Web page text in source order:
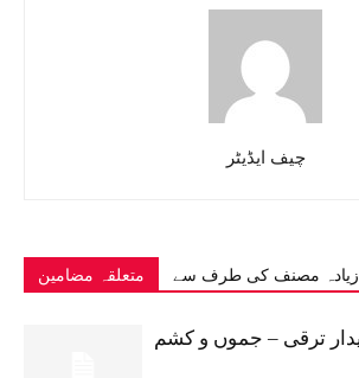
چیف ایڈیٹر
متعلقہ مضامین زیادہ مصنف کی طرف سے